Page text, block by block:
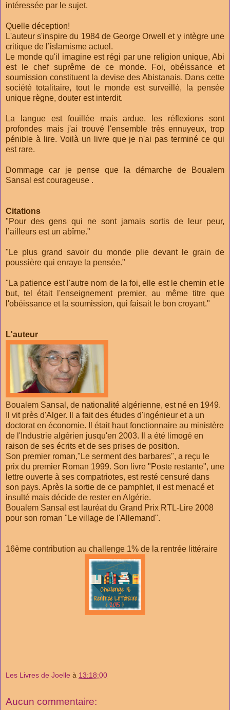
intéressée par le sujet.
Quelle déception!
L'auteur s'inspire du 1984 de George Orwell et y intègre une
critique de l’islamisme actuel.
Le monde qu'il imagine est régi par une religion unique, Abi
est le chef suprême de ce monde. Foi, obéissance et
soumission constituent la devise des Abistanais. Dans cette
société totalitaire, tout le monde est surveillé, la pensée
unique règne, douter est interdit.
La langue est fouillée mais ardue, les réflexions sont
profondes mais j'ai trouvé l'ensemble très ennuyeux, trop
pénible à lire. Voilà un livre que je n'ai pas terminé ce qui
est rare.
Dommage car je pense que la démarche de Boualem
Sansal est courageuse .
Citations
"Pour des gens qui ne sont jamais sortis de leur peur,
l’ailleurs est un abîme."
"Le plus grand savoir du monde plie devant le grain de
poussière qui enraye la pensée."
"La patience est l'autre nom de la foi, elle est le chemin et le
but, tel était l'enseignement premier, au même titre que
l'obéissance et la soumission, qui faisait le bon croyant."
L'auteur
Boualem Sansal, de nationalité algérienne, est né en 1949.
Il vit près d'Alger. Il a fait des études d'ingénieur et a un
doctorat en économie. Il était haut fonctionnaire au ministère
de l'Industrie algérien jusqu'en 2003. Il a été limogé en
raison de ses écrits et de ses prises de position.
Son premier roman,"Le serment des barbares", a reçu le
prix du premier Roman 1999. Son livre "Poste restante", une
lettre ouverte à ses compatriotes, est resté censuré dans
son pays. Après la sortie de ce pamphlet, il est menacé et
insulté mais décide de rester en Algérie.
Boualem Sansal est lauréat du Grand Prix RTL-Lire 2008
pour son roman "Le village de l'Allemand".
16ème contribution au challenge 1% de la rentrée littéraire
Les Livres de Joelle à 13:18:00
Aucun commentaire: